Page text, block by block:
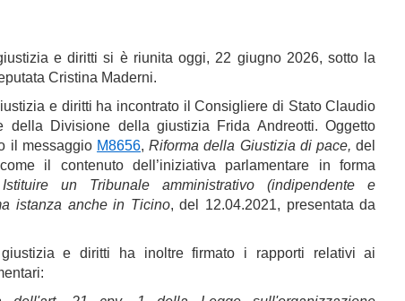
e diritti si è riunita oggi, 22 giugno 2026, sotto la
Cristina Maderni.
e diritti ha incontrato il Consigliere di Stato Claudio
della Divisione della giustizia Frida Andreotti. Oggetto
il messaggio M8656,Riforma della Giustizia di pace,del
il contenuto dell’iniziativa parlamentare in forma
Istituire un Tribunale amministrativo (indipendente e
istanza anche in Ticino, del 12.04.2021, presentata da
giustizia e diritti ha inoltre firmato i rapporti relativi ai